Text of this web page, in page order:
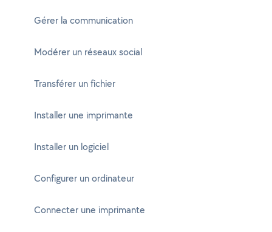
Gérer la communication
Modérer un réseaux social
Transférer un fichier
Installer une imprimante
Installer un logiciel
Configurer un ordinateur
Connecter une imprimante